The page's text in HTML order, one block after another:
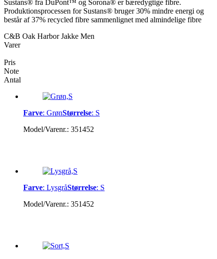
Sustans® fra DuPont™ og Sorona® er bæredygtige fibre.
Produktionsprocessen for Sustans® bruger 30% mindre energi og
består af 37% recycled fibre sammenlignet med almindelige fibre
C&B Oak Harbor Jakke Men
Varer
Pris
Note
Antal
Farve: GrønStørrelse: S
Model/Varenr.: 351452
Farve: LysgråStørrelse: S
Model/Varenr.: 351452